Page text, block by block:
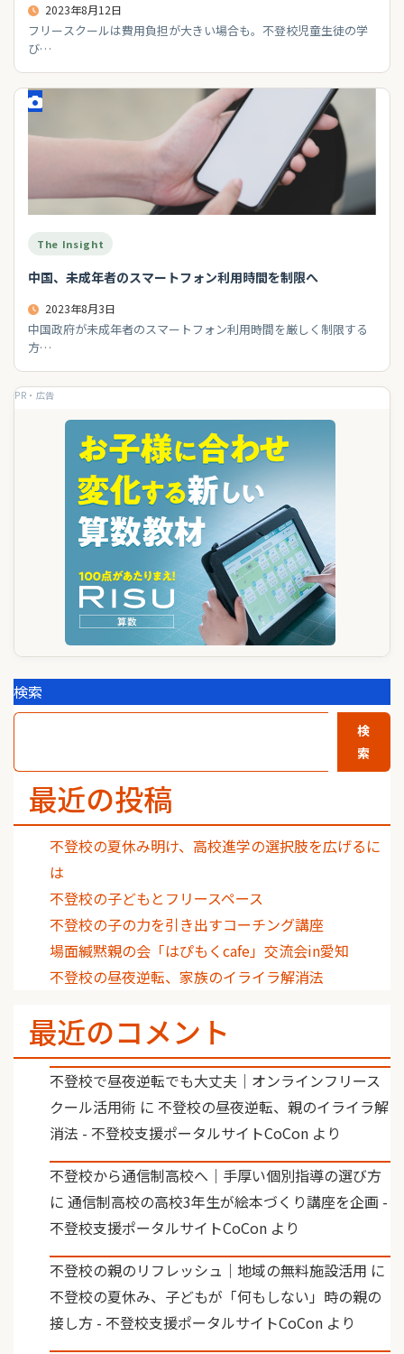
2023年8月12日
フリースクールは費用負担が大きい場合も。不登校児童生徒の学
び…
The Insight
中国、未成年者のスマートフォン利用時間を制限へ
2023年8月3日
中国政府が未成年者のスマートフォン利用時間を厳しく制限する
方…
PR・広告
検索
検
索
最近の投稿
不登校の夏休み明け、高校進学の選択肢を広げるに
は
不登校の子どもとフリースペース
不登校の子の力を引き出すコーチング講座
場面緘黙親の会「はぴもくcafe」交流会in愛知
不登校の昼夜逆転、家族のイライラ解消法
最近のコメント
不登校で昼夜逆転でも大丈夫｜オンラインフリース
クール活用術 に 不登校の昼夜逆転、親のイライラ解
消法 - 不登校支援ポータルサイトCoCon より
不登校から通信制高校へ｜手厚い個別指導の選び方
に 通信制高校の高校3年生が絵本づくり講座を企画 -
不登校支援ポータルサイトCoCon より
不登校の親のリフレッシュ｜地域の無料施設活用 に
不登校の夏休み、子どもが「何もしない」時の親の
接し方 - 不登校支援ポータルサイトCoCon より